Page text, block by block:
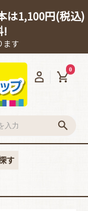
は1,100円(税込)
!
ます
0
す